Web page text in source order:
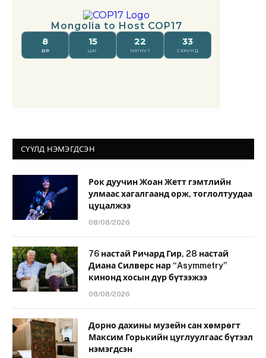
СҮҮЛД НЭМЭГДСЭН
Рок дуучин Жоан Жетт гэмтлийн
улмаас хагалгаанд орж, тоглолтуудаа
цуцалжээ
08/08/2026
76 настай Ричард Гир, 28 настай
Диана Силверс нар “Asymmetry”
кинонд хосын дүр бүтээжээ
08/08/2026
Дорно дахины музейн сан хөмрөгт
Максим Горькийн цуглуулгаас бүтээл
нэмэгдсэн